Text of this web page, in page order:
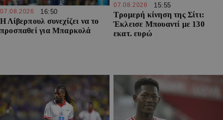
07.08.2026 16:50
Η Λίβερπουλ συνεχίζει να το
προσπαθεί για Μπαρκολά
07.08.2026 15:55
Τρομερή κίνηση της Σίτι:
Έκλεισε Μπουαντί με 130
εκατ. ευρώ